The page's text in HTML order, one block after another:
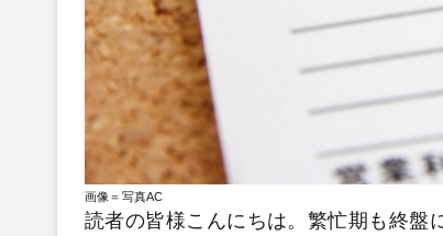
画像＝写真AC
読者の皆様こんにちは。繁忙期も終盤